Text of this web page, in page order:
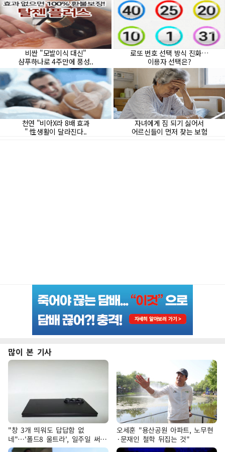
많이 본 기사
"창 3개 띄워도 답답함 없
네"…'폴드8 울트라', 일주일 써보
니
오세훈 "용산공원 아파트, 노무현
·문재인 철학 뒤집는 것"